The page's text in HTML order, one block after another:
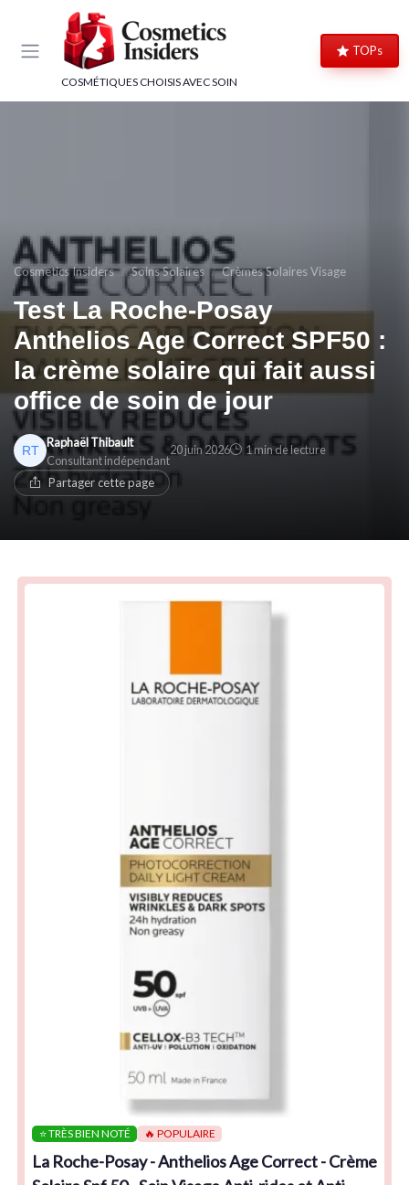
COSMÉTIQUES CHOISIS AVEC SOIN
TOPs
Cosmetics Insiders Soins Solaires Crèmes Solaires Visage
Test La Roche-Posay
Anthelios Age Correct SPF50 :
la crème solaire qui fait aussi
office de soin de jour
Raphaël Thibault
Consultant indépendant
20 juin 2026 1 min de lecture
Partager cette page
⭐ TRÈS BIEN NOTÉ 🔥 POPULAIRE
La Roche-Posay - Anthelios Age Correct - Crème
Panneau de gestion des cookies